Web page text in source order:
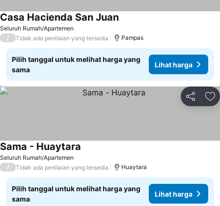
Seluruh Rumah/Apartemen
Casa Hacienda San JuanLihat harga
/ Tidak ada penilaian yang tersedia Pampas
Pilih tanggal untuk melihat harga yang
sama
Lihat harga
Bagikan
Seluruh Rumah/Apartemen
Sama - Huaytara
/ Tidak ada penilaian yang tersedia Huaytara
Pilih tanggal untuk melihat harga yang
sama
Lihat harga